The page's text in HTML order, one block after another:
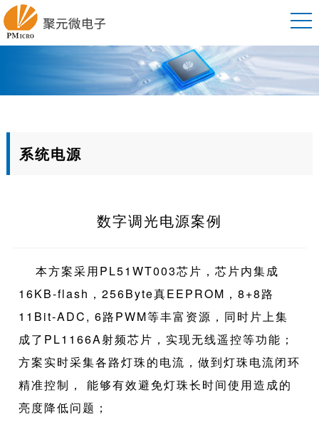
系统电源
数字调光电源案例
本方案采用PL51WT003芯片，芯片内集成
16KB-flash，256Byte真EEPROM，8+8路
11Bit-ADC, 6路PWM等丰富资源，同时片上集
成了PL1166A射频芯片，实现无线遥控等功能；
方案实时采集各路灯珠的电流，做到灯珠电流闭环
精准控制， 能够有效避免灯珠长时间使用造成的
亮度降低问题；